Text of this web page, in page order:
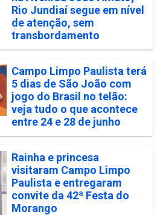
Rio Jundiaí segue em nível
de atenção, sem
transbordamento
Campo Limpo Paulista terá
5 dias de São João com
jogo do Brasil no telão:
veja tudo o que acontece
entre 24 e 28 de junho
Rainha e princesa
visitaram Campo Limpo
Paulista e entregaram
convite da 42ª Festa do
Morango